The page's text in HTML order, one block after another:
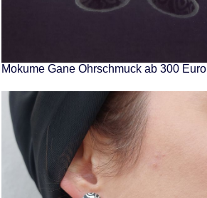
Mokume Gane Ohrschmuck ab 300 Euro